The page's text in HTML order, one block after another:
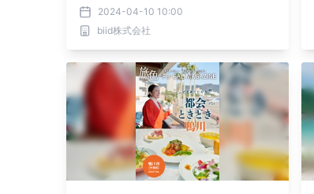
ーン」を4月1日(月)~5月31日(金)まで
の期間限定で開始！
2024-04-10 10:00
biid株式会社